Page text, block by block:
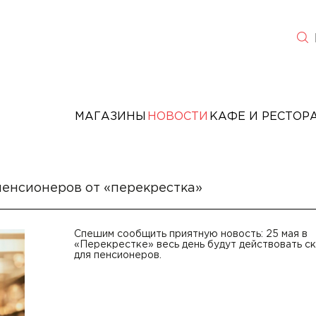
МАГАЗИНЫ НОВОСТИ КАФЕ И
от «перекрестка»
Спешим сообщить приятную новость: 25 мая в
«Перекрестке» весь день будут действовать
для пенсионеров.